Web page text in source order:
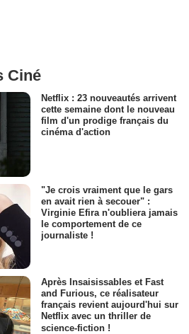
Ciné
Netflix : 23 nouveautés arrivent
cette semaine dont le nouveau
film d'un prodige français du
cinéma d'action
"Je crois vraiment que le gars
en avait rien à secouer" :
Virginie Efira n'oubliera jamais
le comportement de ce
journaliste !
Après Insaisissables et Fast
and Furious, ce réalisateur
français revient aujourd'hui sur
Netflix avec un thriller de
science-fiction !